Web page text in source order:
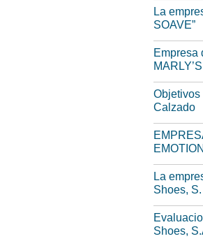
La
SOAVE”
Empresa
MARLY’S
Objetivos
Calzado
La
Shoes,
Shoes,